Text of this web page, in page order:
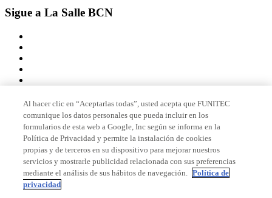
Sigue a La Salle BCN
Miembro de
Acreditaciones
Al hacer clic en “Aceptarlas todas”, usted acepta que FUNITEC
comunique los datos personales que pueda incluir en los
formularios de esta web a Google, Inc según se informa en la
Política de Privacidad y permite la instalación de cookies
propias y de terceros en su dispositivo para mejorar nuestros
servicios y mostrarle publicidad relacionada con sus preferencias
mediante el análisis de sus hábitos de navegación. Política de
privacidad